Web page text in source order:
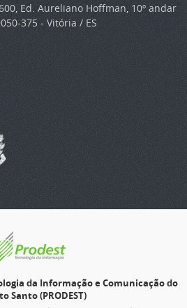
Ed. Aureliano Hoffman, 10º andar
375 - Vitória / ES
da Informação e Comunicação do
Santo (PRODEST)